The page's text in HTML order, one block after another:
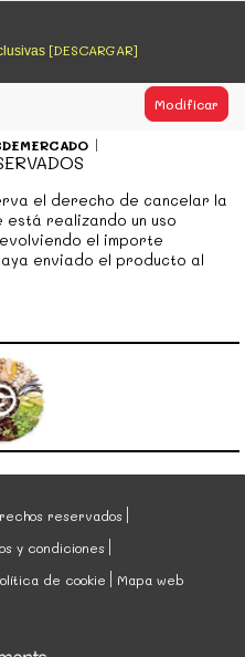
y de productores
los mejores productos de
y de productores
[DESCARGAR]
Modificar
el derecho de cancelar la
realizando un uso
el importe
enviado el producto al
reservados
y condiciones
de cookie Mapa web